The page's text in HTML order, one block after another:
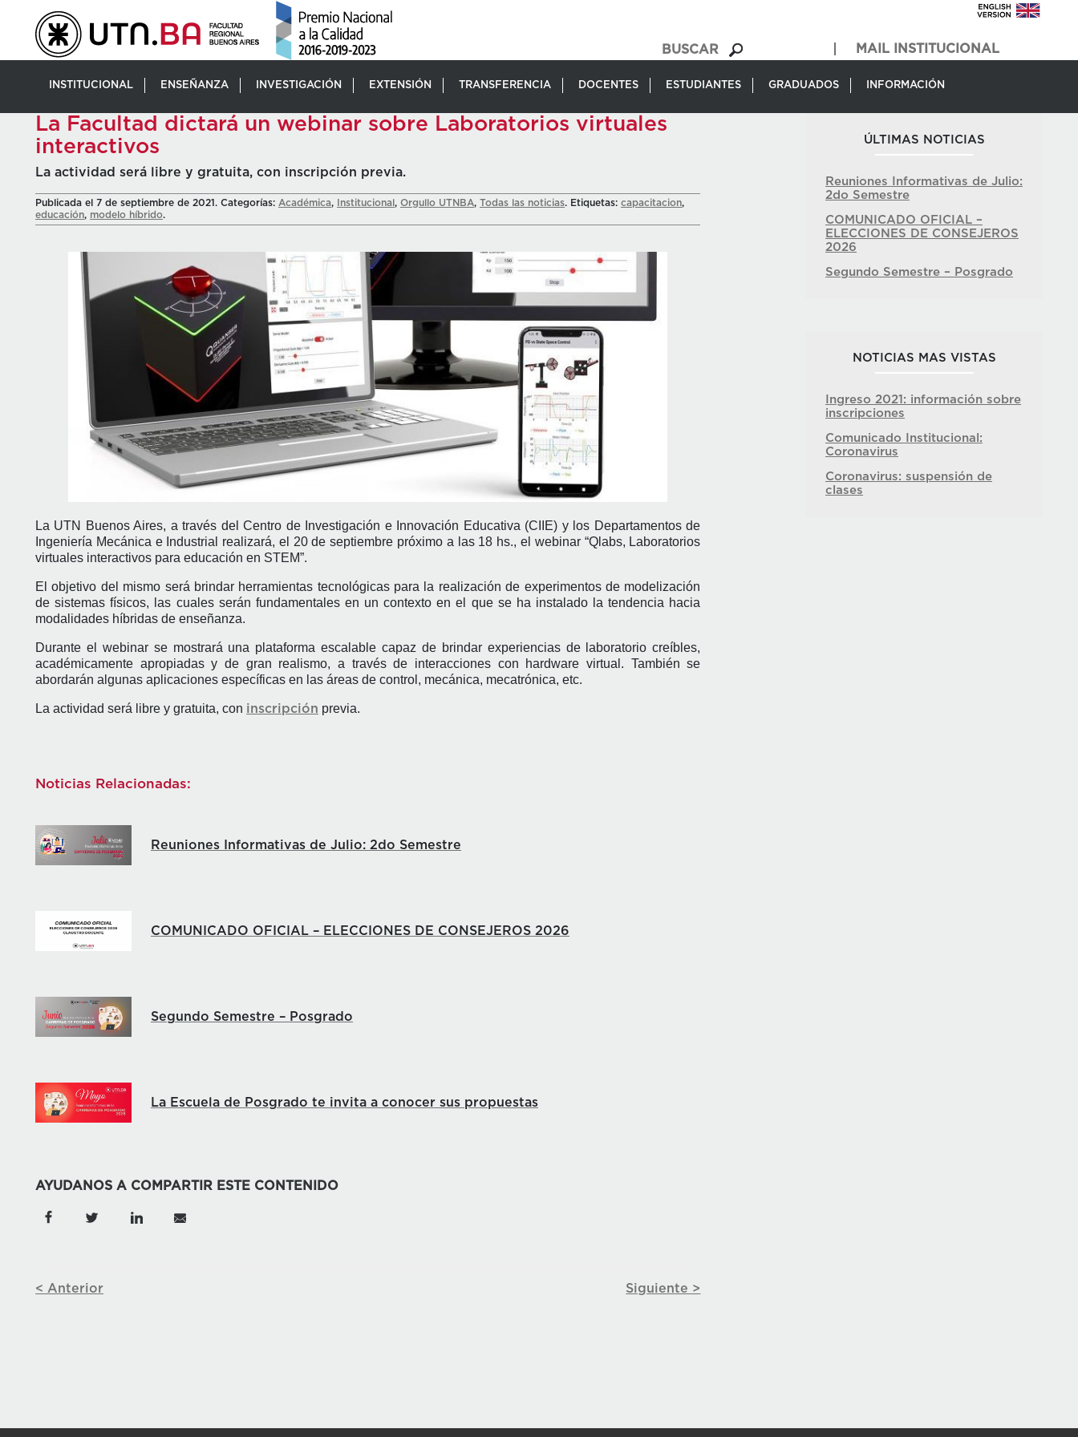
MAIL INSTITUCIONAL
INSTITUCIONAL ENSEÑANZA INVESTIGACIÓN EXTENSIÓN TRANSFERENCIA DOCENTES ESTUDIANTES GRADUADOS INFORMACIÓN
La Facultad dictará un webinar sobre Laboratorios virtuales
interactivos
La actividad será libre y gratuita, con inscripción previa.
Publicada el 7 de septiembre de 2021. Categorías: Académica, Institucional , Orgullo UTNBA, Todas las noticias. Etiquetas: capacitacion,
educación, modelo híbrido.
La UTN Buenos Aires, a través del Centro de Investigación e Innovación Educativa (CIIE) y los Departamentos de
Ingeniería Mecánica e Industrial realizará, el 20 de septiembre próximo a las 18 hs., el webinar “Qlabs, Laboratorios
virtuales interactivos para educación en STEM”.
El objetivo del mismo será brindar herramientas tecnológicas para la realización de experimentos de modelización
de sistemas físicos, las cuales serán fundamentales en un contexto en el que se ha instalado la tendencia hacia
modalidades híbridas de enseñanza.
Durante el webinar se mostrará una plataforma escalable capaz de brindar experiencias de laboratorio creíbles,
académicamente apropiadas y de gran realismo, a través de interacciones con hardware virtual. También se
abordarán algunas aplicaciones específicas en las áreas de control, mecánica, mecatrónica, etc.
La actividad será libre y gratuita, con inscripción previa.
Noticias Relacionadas:
Reuniones Informativas de Julio: 2do Semestre
COMUNICADO OFICIAL – ELECCIONES DE CONSEJEROS 2026
Segundo Semestre – Posgrado
La Escuela de Posgrado te invita a conocer sus propuestas
AYUDANOS A COMPARTIR ESTE CONTENIDO
< Anterior Siguiente >
ÚLTIMAS NOTICIAS
Reuniones Informativas de Julio:
2do Semestre
COMUNICADO OFICIAL –
ELECCIONES DE CONSEJEROS
2026
Segundo Semestre – Posgrado
NOTICIAS MAS VISTAS
Ingreso 2021: información sobre
inscripciones
Comunicado Institucional:
Coronavirus
Coronavirus: suspensión de
clases